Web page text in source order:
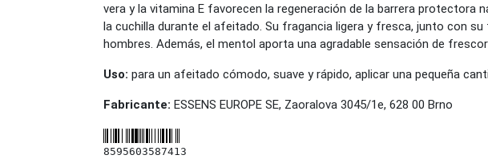
vera y la vitamina E favorecen la regeneración de la barrera protectora
la cuchilla durante el afeitado. Su fragancia ligera y fresca, junto con
hombres. Además, el mentol aporta una agradable sensación de
Uso: para un afeitado cómodo, suave y rápido, aplicar una pequeña
Fabricante: ESSENS EUROPE SE, Zaoralova 3045/1e, 628 00 Brno
8595603587413